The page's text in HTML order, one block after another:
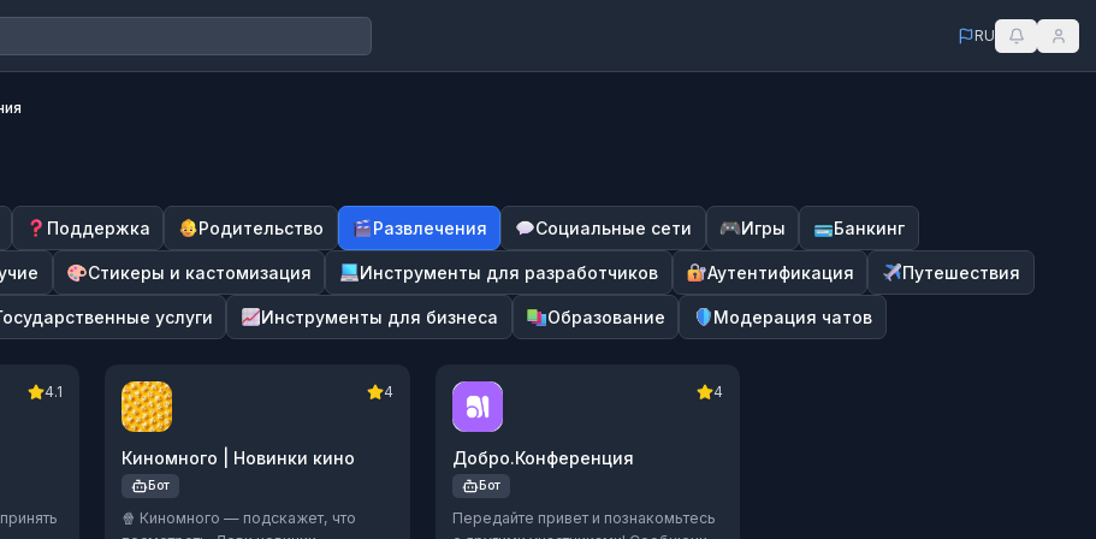
RU
Поддержка Родительство Развлечения Социальные сети Игры Банкинг
Стикеры и кастомизация Инструменты для разработчиков Аутентификация Путешествия
услуги Инструменты для бизнеса Образование Модерация чатов
4.1 4
Киномного | Новинки кино
Бот
🍿 Киномного — подскажет, что
4
Добро.Конференция
Бот
Передайте привет и познакомьтесь